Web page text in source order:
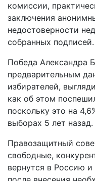
комиссии,
заключения
недостоверности
собранных подписей.
Победа Александра
предварительным
избирателей,
как об этом
поскольку это на
выборах 5 лет назад.
Правозащитный
свободные,
вернутся в Россию